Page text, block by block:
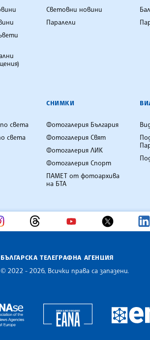
Световни новини
Паралели
света
света
СНИМКИ
Фотогалерия България
Фотогалерия Свят
Фотогалерия ЛИК
Фотогалерия Спорт
ПАМЕТ от фотоархива
на БТА
БЪЛГАРСКА ТЕЛЕГРАФНА АГЕНЦИЯ
© 2022 - 2026, Всички права са запазени.
The Assocoation of the Balkan News
European